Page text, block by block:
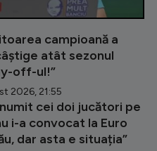
campioană a
atât sezonul
off-ul!”
2026, 21:55
cei doi jucători pe
i-a convocat la Euro
dar asta e situația”